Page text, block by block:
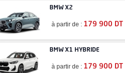
BMW X2
à partir de : 179 900 DT
BMW X1 HYBRIDE
à partir de : 179 900 DT